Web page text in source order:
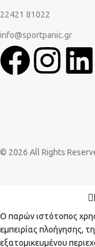
22421 81022
info@sportpanic.gr
© 2026 All Rights
Ο παρών ιστότοπος
εμπειρίας πλοήγησης,
εξατομικευμένου